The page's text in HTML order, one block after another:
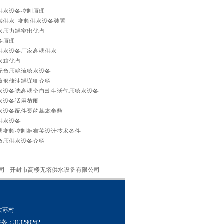
水设备控制原理
供水_变频供水设备装置
压力罐突出优点
原理
水设备厂家高楼供水
箱优点
负压稳流给水设备
形储油罐详细介绍
设备选高楼全自动生活气压给水设备
设备适用范围
设备配件泵的基本参数
水设备
变频控制柜有关设计技术条件
压供水设备介绍
开封市高楼无塔供水设备有限公司
苏村
：313290262